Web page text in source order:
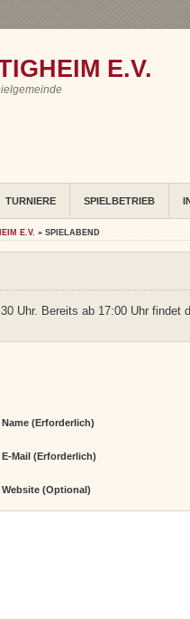
E.V.
TURNIERE SPIELBETRIEB
E.V. » SPIELABEND
Uhr. Bereits ab 17:00 Uhr findet
Name (erforderlich)
E-Mail (erforderlich)
Website (Optional)